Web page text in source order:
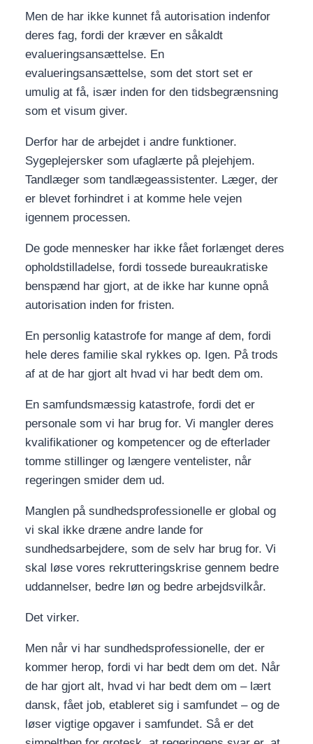
Men de har ikke kunnet få autorisation indenfor
deres fag, fordi der kræver en såkaldt
evalueringsansættelse. En
evalueringsansættelse, som det stort set er
umulig at få, især inden for den tidsbegrænsning
som et visum giver.
Derfor har de arbejdet i andre funktioner.
Sygeplejersker som ufaglærte på plejehjem.
Tandlæger som tandlægeassistenter. Læger, der
er blevet forhindret i at komme hele vejen
igennem processen.
De gode mennesker har ikke fået forlænget deres
opholdstilladelse, fordi tossede bureaukratiske
benspænd har gjort, at de ikke har kunne opnå
autorisation inden for fristen.
En personlig katastrofe for mange af dem, fordi
hele deres familie skal rykkes op. Igen. På trods
af at de har gjort alt hvad vi har bedt dem om.
En samfundsmæssig katastrofe, fordi det er
personale som vi har brug for. Vi mangler deres
kvalifikationer og kompetencer og de efterlader
tomme stillinger og længere ventelister, når
regeringen smider dem ud.
Manglen på sundhedsprofessionelle er global og
vi skal ikke dræne andre lande for
sundhedsarbejdere, som de selv har brug for. Vi
skal løse vores rekrutteringskrise gennem bedre
uddannelser, bedre løn og bedre arbejdsvilkår.
Det virker.
Men når vi har sundhedsprofessionelle, der er
kommer herop, fordi vi har bedt dem om det. Når
de har gjort alt, hvad vi har bedt dem om – lært
dansk, fået job, etableret sig i samfundet – og de
løser vigtige opgaver i samfundet. Så er det